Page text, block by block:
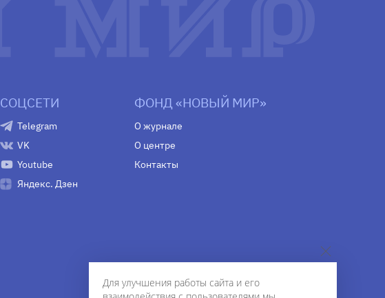
СОЦСЕТИ
Telegram
VK
Youtube
Яндекс. Дзен
ФОНД «НОВЫЙ МИР»
О журнале
О центре
Контакты
Для улучшения работы сайта и его